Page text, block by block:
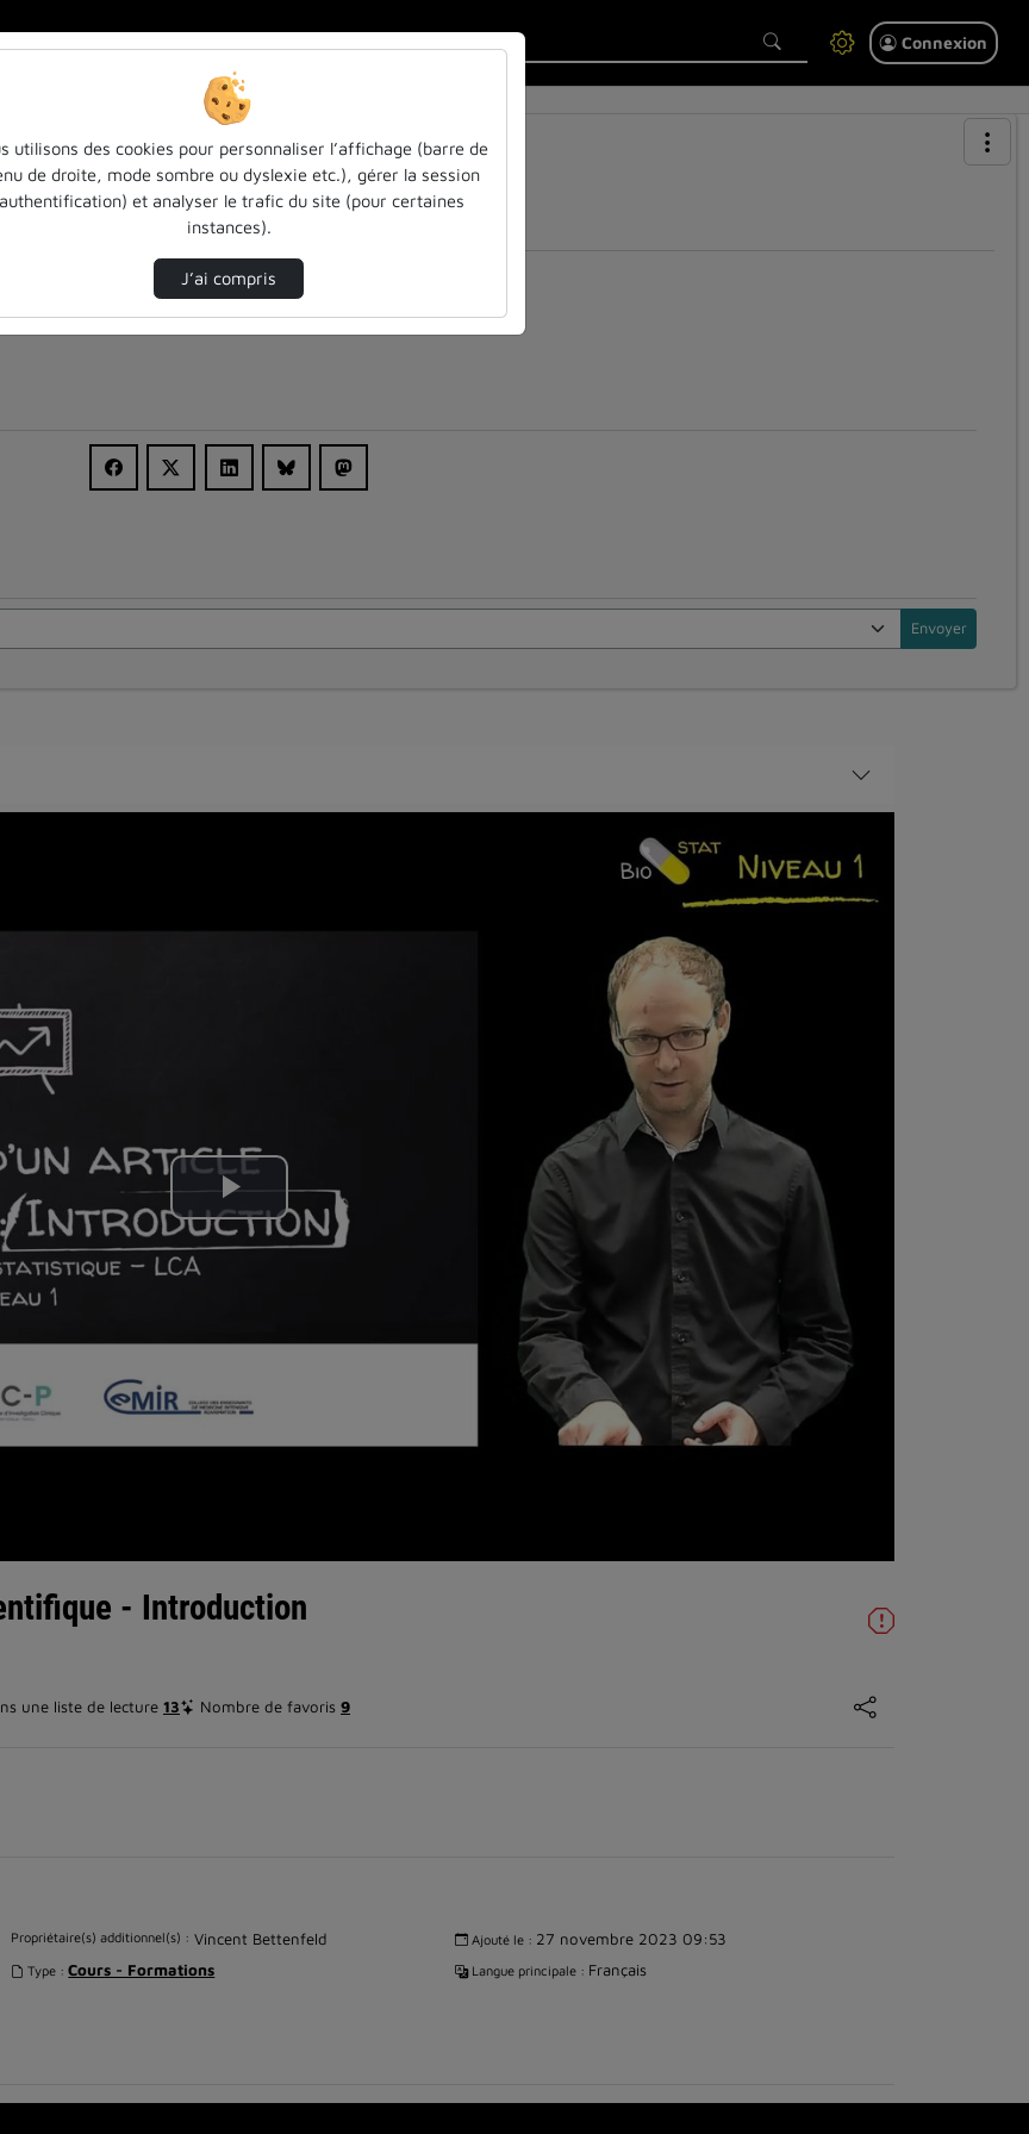
Connexion
Lire
vidéo
- Introduction
une liste de lecture 13 Nombre de favoris 9
Propriétaire(s) additionnel(s) : Vincent Bettenfeld Ajouté le : 27 novembre 2023 09:53
Type :Cours - Formations Langue principale : Français
utilisons des cookies pour personnaliser l’affichage (barre de
de droite, mode sombre ou dyslexie etc.), gérer la session
et analyser le trafic du site (pour certaines
instances).
J’ai compris